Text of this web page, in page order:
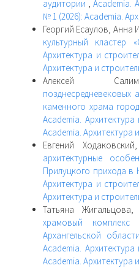
аудитории ,Academia.
№ 1 (2026): Academia.
Георгий Есаулов, Анна
культурный кластер
Архитектура и
Архитектура и
Алексей
позднесредневековых
каменного храма
Academia.
Academia. Архитектура
Евгений Ходаковский,
архитектурные
Прилуцкого прихода
Архитектура и
Архитектура и
Татьяна
храмовый
Архангельской
Academia.
Academia. Архитектура